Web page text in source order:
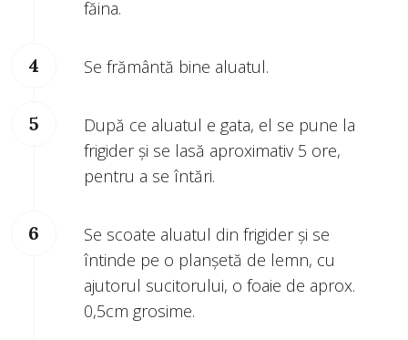
făina.
Se frământă bine aluatul.
După ce aluatul e gata, el se pune la
frigider și se lasă aproximativ 5 ore,
pentru a se întări.
Se scoate aluatul din frigider și se
întinde pe o planșetă de lemn, cu
ajutorul sucitorului, o foaie de aprox.
0,5cm grosime.